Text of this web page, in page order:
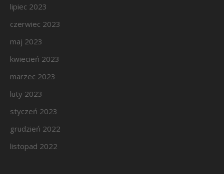
lipiec 2023
czerwiec 2023
maj 2023
kwiecień 2023
marzec 2023
luty 2023
styczeń 2023
grudzień 2022
listopad 2022